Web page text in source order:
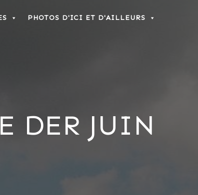
PHOTOS D'ICI ET D'AILLEURS
DER JUIN